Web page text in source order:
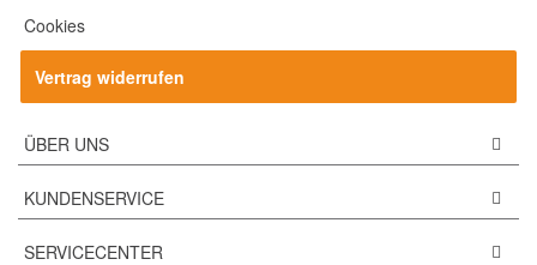
Cookies
Vertrag widerrufen
ÜBER UNS
KUNDENSERVICE
SERVICECENTER